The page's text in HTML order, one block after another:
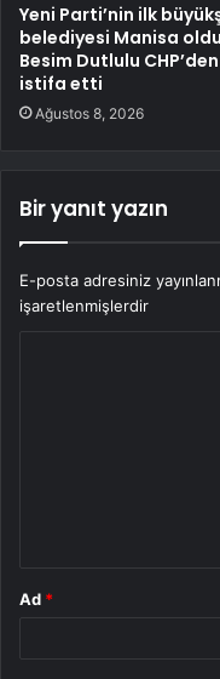
Yeni Parti’nin ilk
belediyesi Manisa
Besim Dutlulu CHP’den
istifa etti
Ağustos 8, 2026
Bir yanıt yazın
E-posta adresiniz
işaretlenmişlerdir
Ad *